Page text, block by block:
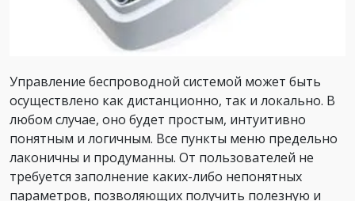
Управление беспроводной системой может быть
осуществлено как дистанционно, так и локально. В
любом случае, оно будет простым, интуитивно
понятным и логичным. Все пункты меню предельно
лаконичны и продуманны. От пользователей не
требуется заполнение каких-либо непонятных
параметров, позволяющих получить полезную и